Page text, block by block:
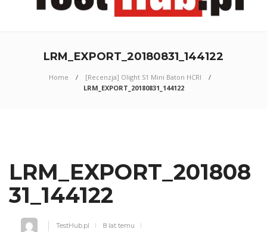
LRM_EXPORT_20180831_144122
Home
[Recenzja] Olight S1 Mini Baton HCRI
LRM_EXPORT_20180831_144122
LRM_EXPORT_201808
31_144122
TestHub.pl 8 lat temu